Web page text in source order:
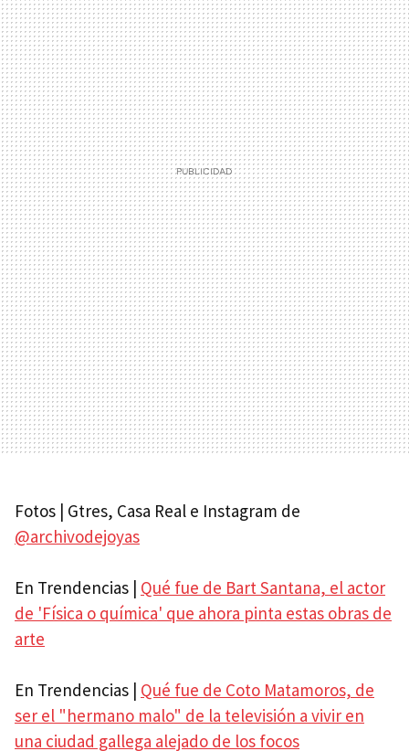
Fotos | Gtres, Casa Real e Instagram de
@archivodejoyas
En Trendencias | Qué fue de Bart Santana, el actor
de 'Física o química' que ahora pinta estas obras de
arte
En Trendencias | Qué fue de Coto Matamoros, de
ser el "hermano malo" de la televisión a vivir en
una ciudad gallega alejado de los focos